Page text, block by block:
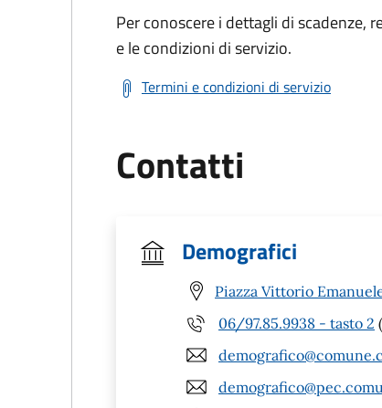
Per conoscere i dettagli di scadenze,
e le condizioni di servizio.
Termini e condizioni di servizio
Contatti
Demografici
Piazza Vittorio
06/97.85.9938 - tasto 2